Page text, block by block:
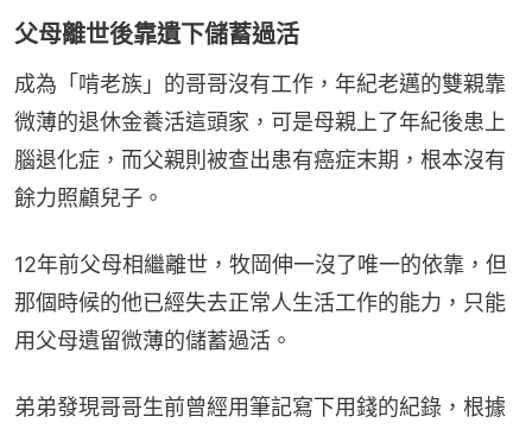
父母離世後靠遺下儲蓄過活
成為「啃老族」的哥哥沒有工作，年紀老邁的雙親靠
微薄的退休金養活這頭家，可是母親上了年紀後患上
腦退化症，而父親則被查出患有癌症末期，根本沒有
餘力照顧兒子。
12年前父母相繼離世，牧岡伸一沒了唯一的依靠，但
那個時候的他已經失去正常人生活工作的能力，只能
用父母遺留微薄的儲蓄過活。
弟弟發現哥哥生前曾經用筆記寫下用錢的紀錄，根據